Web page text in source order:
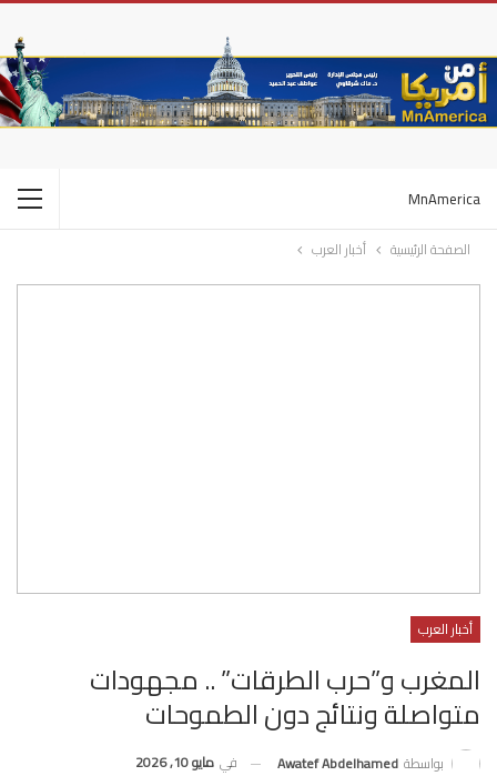
MnAmerica
الصفحة الرئيسية أخبار العرب
أخبار العرب
المغرب و”حرب الطرقات” .. مجهودات
متواصلة ونتائج دون الطموحات
بواسطة Awatef Abdelhamed في مايو 10, 2026